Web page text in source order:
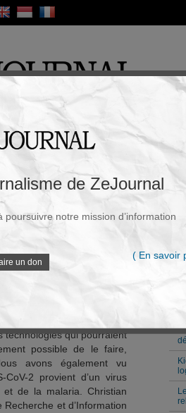
France / Europe
a t-il été fabriqué
Souscrire à la newsletter
vue de la virologue, Li-
se demander : le SARS-
technologies qui pourraient
possible de le faire,
avons également vu
2 provient d’un virus
de la malaria. Christian
et d’Information
de ZeJournal
notre mission d’information
un don
( En savoir